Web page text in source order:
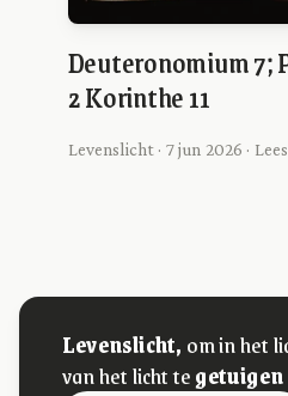
Deuteronomium 7;
2 Korinthe 11
Levenslicht · 7 jun 2026 ·
Levenslicht, om in het
van het licht tegetuigen